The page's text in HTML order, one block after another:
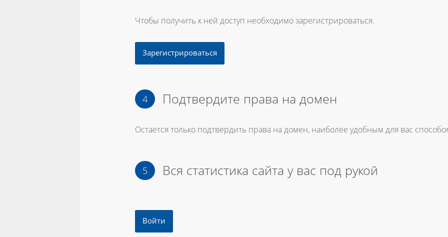
Чтобы получить к ней доступ необходимо зарегистрироваться.
Зарегистрироваться
Подтвердите права на домен
Остается только подтвердить права на домен, наиболее удобным для вас
Вся статистика сайта у вас под рукой
Войти